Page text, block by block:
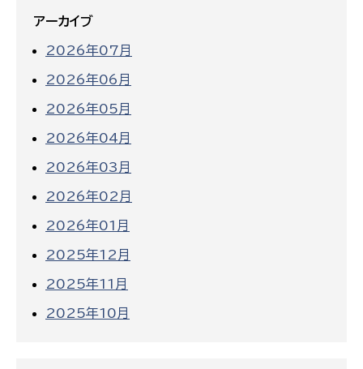
アーカイブ
2026年07月
2026年06月
2026年05月
2026年04月
2026年03月
2026年02月
2026年01月
2025年12月
2025年11月
2025年10月